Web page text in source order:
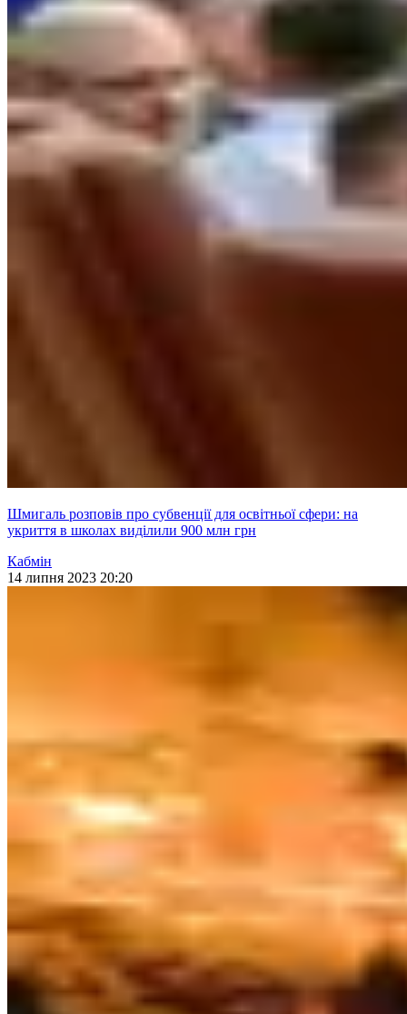
Шмигаль розповів про субвенції для освітньої сфери: на
укриття в школах виділили 900 млн грн
Кабмін
14 липня 2023 20:20